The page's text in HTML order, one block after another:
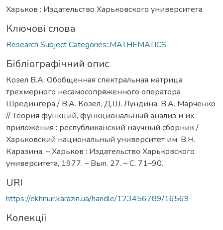
Харьков : Издательство Харьковского университета
Ключові слова
Research Subject Categories::MATHEMATICS
Бібліографічний опис
Козел В.А. Обобщенная спектральная матрица
трехмерного несамосопряженного оператора
Шредингера / В.А. Козел, Д.Ш. Лундина, В.А. Марченко
// Теория функций, функциональный анализ и их
приложения : республиканский научный сборник /
Харьковский национальный университет им. В.Н.
Каразина. – Харьков : Издательство Харьковского
университета, 1977. – Вып. 27. – С. 71–90.
URI
https://ekhnuir.karazin.ua/handle/123456789/16569
Колекції